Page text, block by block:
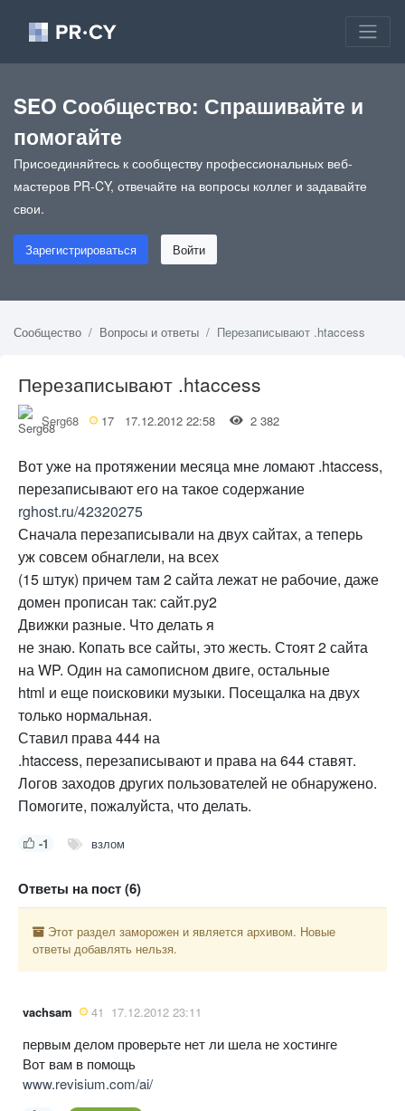
SEO Сообщество: Спрашивайте и
помогайте
Присоединяйтесь к сообществу профессиональных веб-
мастеров PR-CY, отвечайте на вопросы коллег и задавайте
свои.
Зарегистрироваться Войти
Сообщество Вопросы и ответы Перезаписывают .htaccess
Перезаписывают .htaccess
Serg68 17 17.12.2012 22:58 2 382
Вот уже на протяжении месяца мне ломают .htaccess,
перезаписывают его на такое содержание
rghost.ru/42320275
Сначала перезаписывали на двух сайтах, а теперь
уж совсем обнаглели, на всех
(15 штук) причем там 2 сайта лежат не рабочие, даже
домен прописан так: сайт.ру2
Движки разные. Что делать я
не знаю. Копать все сайты, это жесть. Стоят 2 сайта
на WP. Один на самописном двиге, остальные
html и еще поисковики музыки. Посещалка на двух
только нормальная.
Ставил права 444 на
.htaccess, перезаписывают и права на 644 ставят.
Логов заходов других пользователей не обнаружено.
Помогите, пожалуйста, что делать.
-1 взлом
Ответы на пост (6)
Этот раздел заморожен и является архивом. Новые
ответы добавлять нельзя.
vachsam 41 17.12.2012 23:11
первым делом проверьте нет ли шела не хостинге
Вот вам в помощь
www.revisium.com/ai/